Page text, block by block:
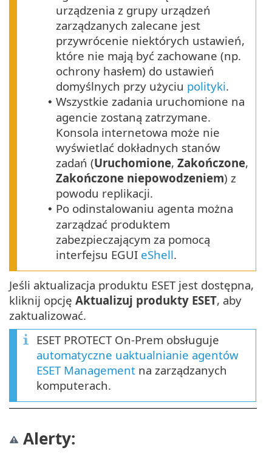
urządzenia z grupy urządzeń
zarządzanych zalecane jest
przywrócenie niektórych ustawień,
które nie mają być zachowane (np.
ochrony hasłem) do ustawień
domyślnych przy użyciu polityki.
• Wszystkie zadania uruchomione na
agencie zostaną zatrzymane.
Konsola internetowa może nie
wyświetlać dokładnych stanów
zadań (Uruchomione, Zakończone,
Zakończone niepowodzeniem) z
powodu replikacji.
• Po odinstalowaniu agenta można
zarządzać produktem
zabezpieczającym za pomocą
interfejsu EGUI eShell.
Jeśli aktualizacja produktu ESET jest dostępna,
kliknij opcję Aktualizuj produkty ESET, aby
zaktualizować.
ESET PROTECT On-Prem obsługuje
automatyczne uaktualnianie agentów
ESET Management na zarządzanych
komputerach.
Alerty: